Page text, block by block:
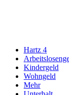
Hartz 4
Kindergeld
Wohngeld
Mehr